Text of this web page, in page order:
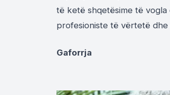
të ketë shqetësime të vogla
profesioniste të vërtetë dhe
Gaforrja